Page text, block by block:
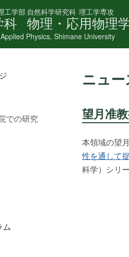
工学部
科
自然科学研究科 理工学専攻
物理・応用物理
Physics, Shimane University
での研究
ム
ニュ
望月准
本領域の望
性を通して
科学）シリ